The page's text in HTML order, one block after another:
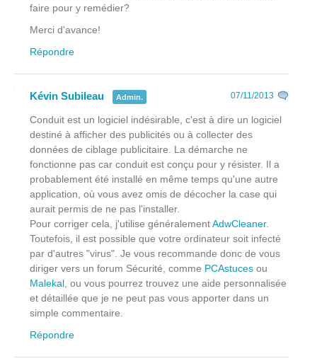
faire pour y remédier?
Merci d'avance!
Répondre
Kévin Subileau Admin. 07/11/2013
Conduit est un logiciel indésirable, c'est à dire un logiciel
destiné à afficher des publicités ou à collecter des
données de ciblage publicitaire. La démarche ne
fonctionne pas car conduit est conçu pour y résister. Il a
probablement été installé en même temps qu'une autre
application, où vous avez omis de décocher la case qui
aurait permis de ne pas l'installer.
Pour corriger cela, j'utilise généralementAdwCleaner.
Toutefois, il est possible que votre ordinateur soit infecté
par d'autres "virus". Je vous recommande donc de vous
diriger vers un forum Sécurité, comme PCAstuces ou
Malekal, ou vous pourrez trouvez une aide personnalisée
et détaillée que je ne peut pas vous apporter dans un
simple commentaire.
Répondre